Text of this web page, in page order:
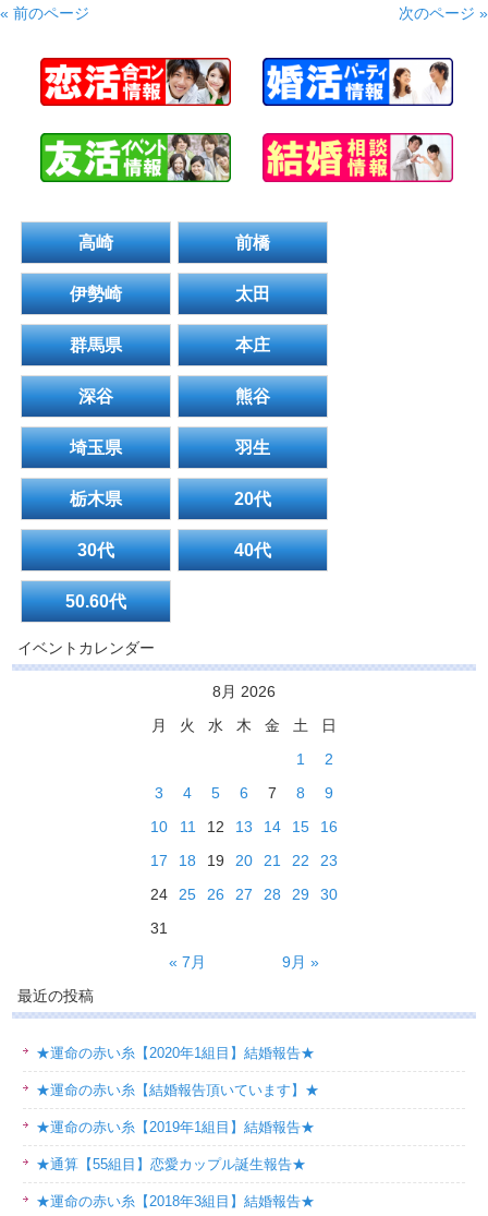
« 前のページ 次のページ »
高崎 前橋
伊勢崎 太田
群馬県 本庄
深谷 熊谷
埼玉県 羽生
栃木県 20代
30代 40代
50.60代
イベントカレンダー
8月 2026
月 火 水 木 金 土 日
« 7月 9月 »
1
2
3
4 5 6 7 8
9
10
11 12 13 14 15
16
17
18 19 20 21 22
23
24
25 26 27 28 29
30
31
最近の投稿
★運命の赤い糸【2020年1組目】結婚報告★
★運命の赤い糸【結婚報告頂いています】★
★運命の赤い糸【2019年1組目】結婚報告★
★通算【55組目】恋愛カップル誕生報告★
★運命の赤い糸【2018年3組目】結婚報告★